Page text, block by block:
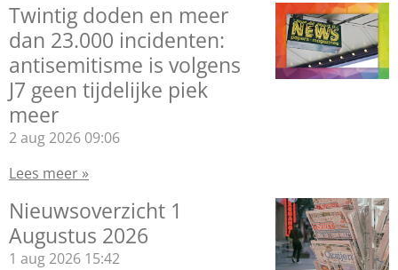
Twintig doden en meer
dan 23.000 incidenten:
antisemitisme is volgens
J7 geen tijdelijke piek
meer
2 aug 2026 09:06
Lees meer »
Nieuwsoverzicht 1
Augustus 2026
1 aug 2026 15:42